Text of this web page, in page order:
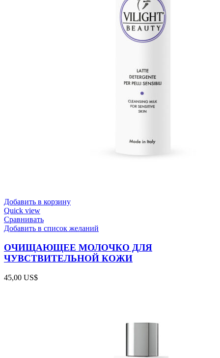
Добавить в корзину
Quick view
Сравнивать
Добавить в список желаний
ОЧИЩАЮЩЕЕ МОЛОЧКО ДЛЯ
ЧУВСТВИТЕЛЬНОЙ КОЖИ
45,00 US$